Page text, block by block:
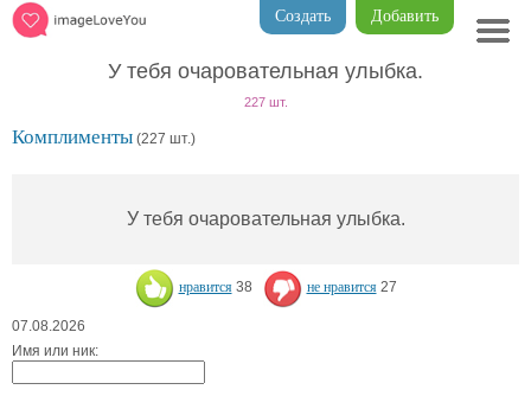
Добавить
Создать
У тебя очаровательная улыбка.
227 шт.
Комплименты (227 шт.)
У тебя очаровательная улыбка.
нравится 38 не нравится 27
07.08.2026
Имя или ник: